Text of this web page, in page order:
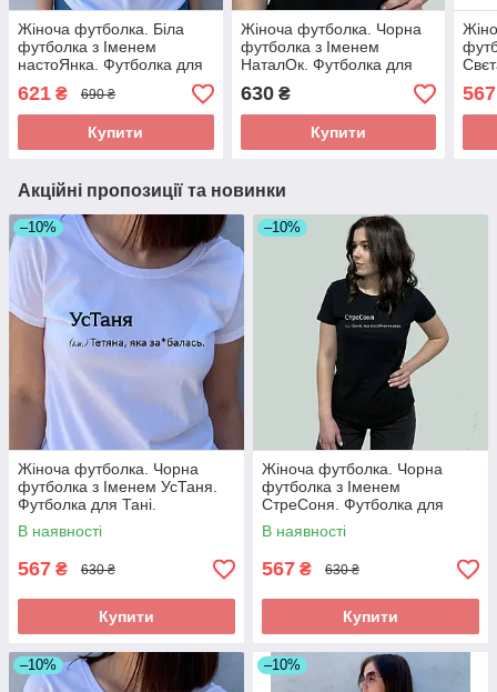
Жіноча футболка. Біла
футболка з Іменем
настоЯнка. Футболка для
Яни
621 ₴ 690 ₴
Купити
Жіноча футболка. Чорна
футболка з Іменем
НаталОк. Футболка для
Наталки.
630₴
Купити
для
567
Акційні пропозиції та новинки
–10%
Жіноча футболка. Чорна
футболка з Іменем УсТаня.
Футболка для Тані.
В наявності
567 ₴ 630 ₴
Купити
–10%
Жіноча футболка. Чорна
футболка з Іменем
СтреСоня. Футболка для
Соні.
В наявності
567 ₴ 630 ₴
Купити
–10% –10%